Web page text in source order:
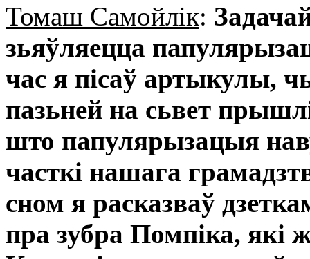
Томаш Самойлік:
зьяўляецца
час я пісаў артыкулы,
пазьней на сьвет
што папулярызацыя
часткі нашага
сном я расказваў
пра зубра Помпіка,